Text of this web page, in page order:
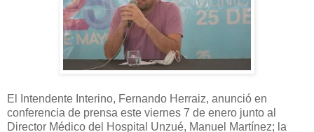
El Intendente Interino, Fernando Herraiz, anunció en
conferencia de prensa este viernes 7 de enero junto al
Director Médico del Hospital Unzué, Manuel Martínez; la